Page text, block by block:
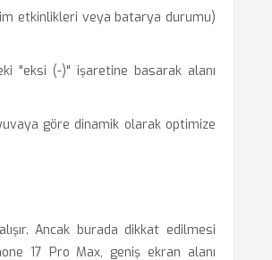
etkinlikleri veya batarya durumu)
"eksi (-)" işaretine basarak alanı
göre dinamik olarak optimize
Ancak burada dikkat edilmesi
17 Pro Max, geniş ekran alanı